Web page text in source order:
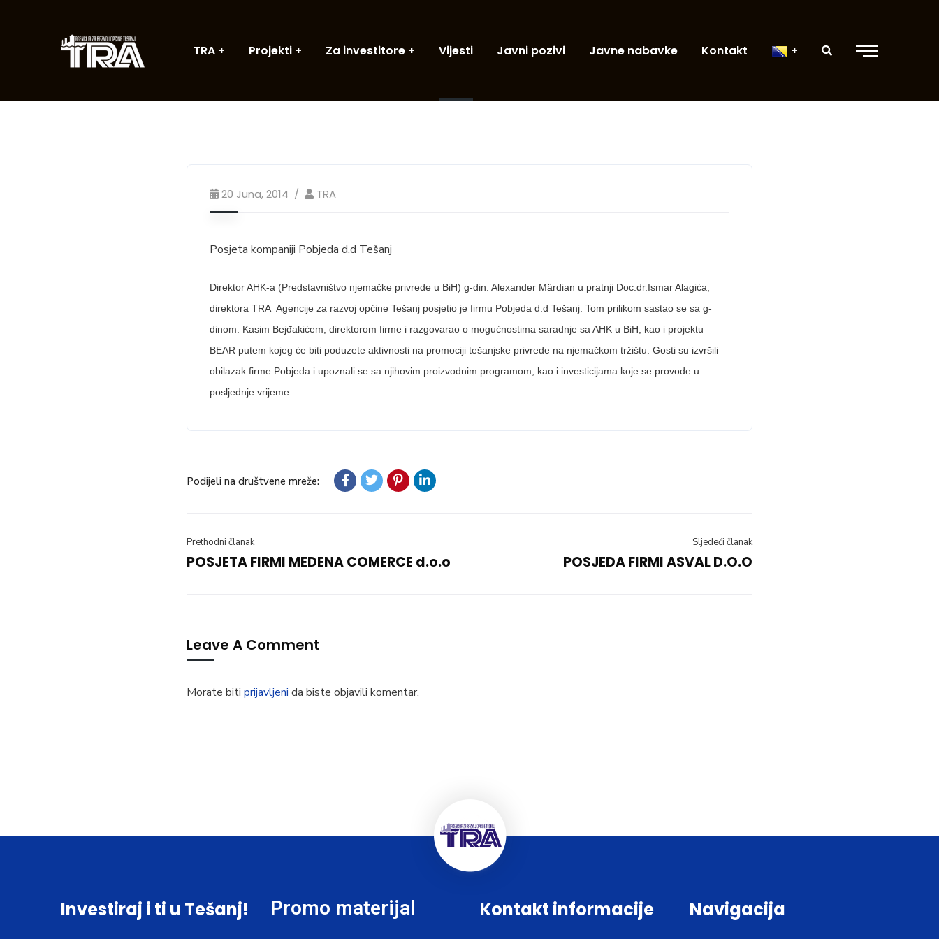
TRA Projekti Za investitore Vijesti Javni pozivi Javne nabavke Kontakt
20 Juna, 2014 TRA
Posjeta kompaniji Pobjeda d.d Tešanj
Direktor AHK-a (Predstavništvo njemačke privrede u BiH) g-din. Alexander Märdian u pratnji Doc.dr.Ismar Alagića,
direktora TRA Agencije za razvoj općine Tešanj posjetio je firmu Pobjeda d.d Tešanj. Tom prilikom sastao se sa g-
dinom. Kasim Bejđakićem, direktorom firme i razgovarao o mogućnostima saradnje sa AHK u BiH, kao i projektu
BEAR putem kojeg će biti poduzete aktivnosti na promociji tešanjske privrede na njemačkom tržištu. Gosti su izvršili
obilazak firme Pobjeda i upoznali se sa njihovim proizvodnim programom, kao i investicijama koje se provode u
posljednje vrijeme.
Podijeli na društvene mreže:
Prethodni članak
POSJETA FIRMI MEDENA COMERCE d.o.o
Sljedeći članak
POSJEDA FIRMI ASVAL D.O.O
Leave A Comment
Morate biti prijavljeni da biste objavili komentar.
Investiraj i ti u Tešanj! Promo materijal Kontakt informacije Navigacija